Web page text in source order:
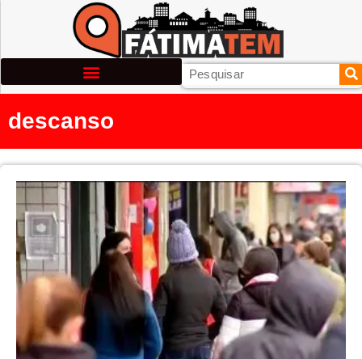
descanso